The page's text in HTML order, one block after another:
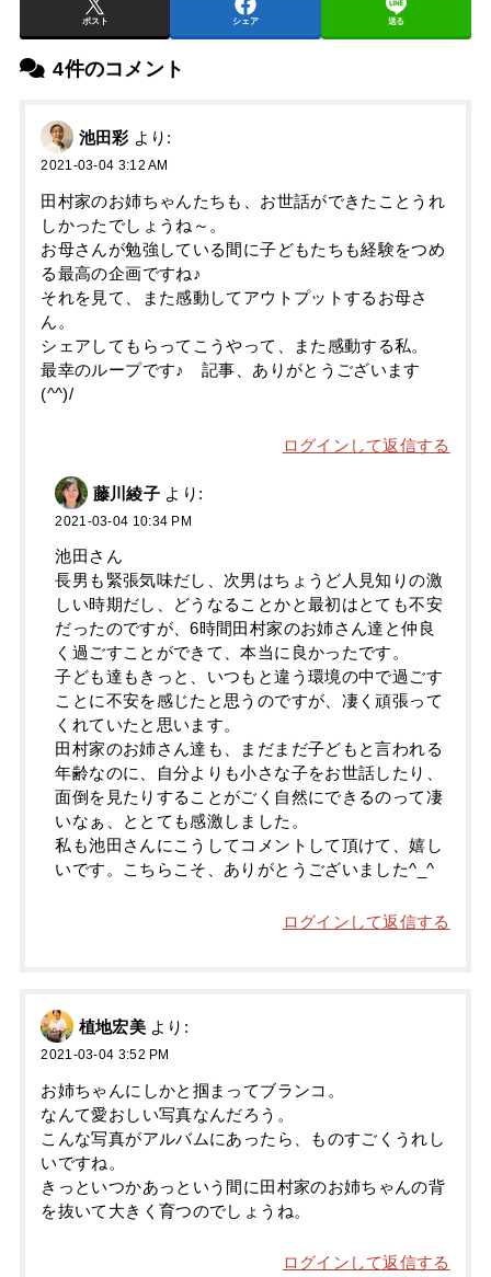
ポスト シェア 送る
4件のコメント
池田彩 より:
2021-03-04 3:12 AM
田村家のお姉ちゃんたちも、お世話ができたことうれ
しかったでしょうね～。
お母さんが勉強している間に子どもたちも経験をつめ
る最高の企画ですね♪
それを見て、また感動してアウトプットするお母さ
ん。
シェアしてもらってこうやって、また感動する私。
最幸のループです♪ 記事、ありがとうございます
(^^)/
ログインして返信する
藤川綾子 より:
2021-03-04 10:34 PM
池田さん
長男も緊張気味だし、次男はちょうど人見知りの激
しい時期だし、どうなることかと最初はとても不安
だったのですが、6時間田村家のお姉さん達と仲良
く過ごすことができて、本当に良かったです。
子ども達もきっと、いつもと違う環境の中で過ごす
ことに不安を感じたと思うのですが、凄く頑張って
くれていたと思います。
田村家のお姉さん達も、まだまだ子どもと言われる
年齢なのに、自分よりも小さな子をお世話したり、
面倒を見たりすることがごく自然にできるのって凄
いなぁ、ととても感激しました。
私も池田さんにこうしてコメントして頂けて、嬉し
いです。こちらこそ、ありがとうございました^_^
ログインして返信する
植地宏美 より:
2021-03-04 3:52 PM
お姉ちゃんにしかと掴まってブランコ。
なんて愛おしい写真なんだろう。
こんな写真がアルバムにあったら、ものすごくうれし
いですね。
きっといつかあっという間に田村家のお姉ちゃんの背
を抜いて大きく育つのでしょうね。
ログインして返信する